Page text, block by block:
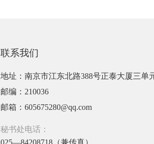
联系我们
地址：南京市江东北路388号正泰大厦三单
邮编：210036
邮箱：605675280@qq.com
秘书处电话：